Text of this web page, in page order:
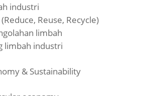
industri
Reuse, Recycle)
limbah
limbah industri
& Sustainability